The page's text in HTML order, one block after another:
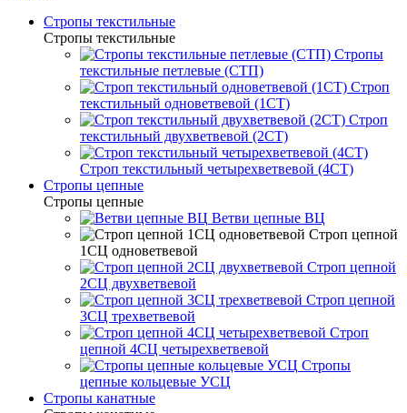
Стропы текстильные
Стропы текстильные
Стропы
текстильные петлевые (СТП)
Строп
текстильный одноветвевой (1СТ)
Строп
текстильный двухветвевой (2СТ)
Строп текстильный четырехветвевой (4СТ)
Стропы цепные
Стропы цепные
Ветви цепные ВЦ
Строп цепной
1СЦ одноветвевой
Строп цепной
2СЦ двухветвевой
Строп цепной
3СЦ трехветвевой
Строп
цепной 4СЦ четырехветвевой
Стропы
цепные кольцевые УСЦ
Стропы канатные